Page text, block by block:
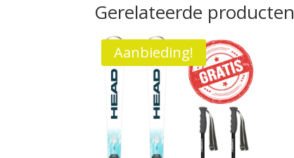
Gerelateerde producten
Aanbieding!